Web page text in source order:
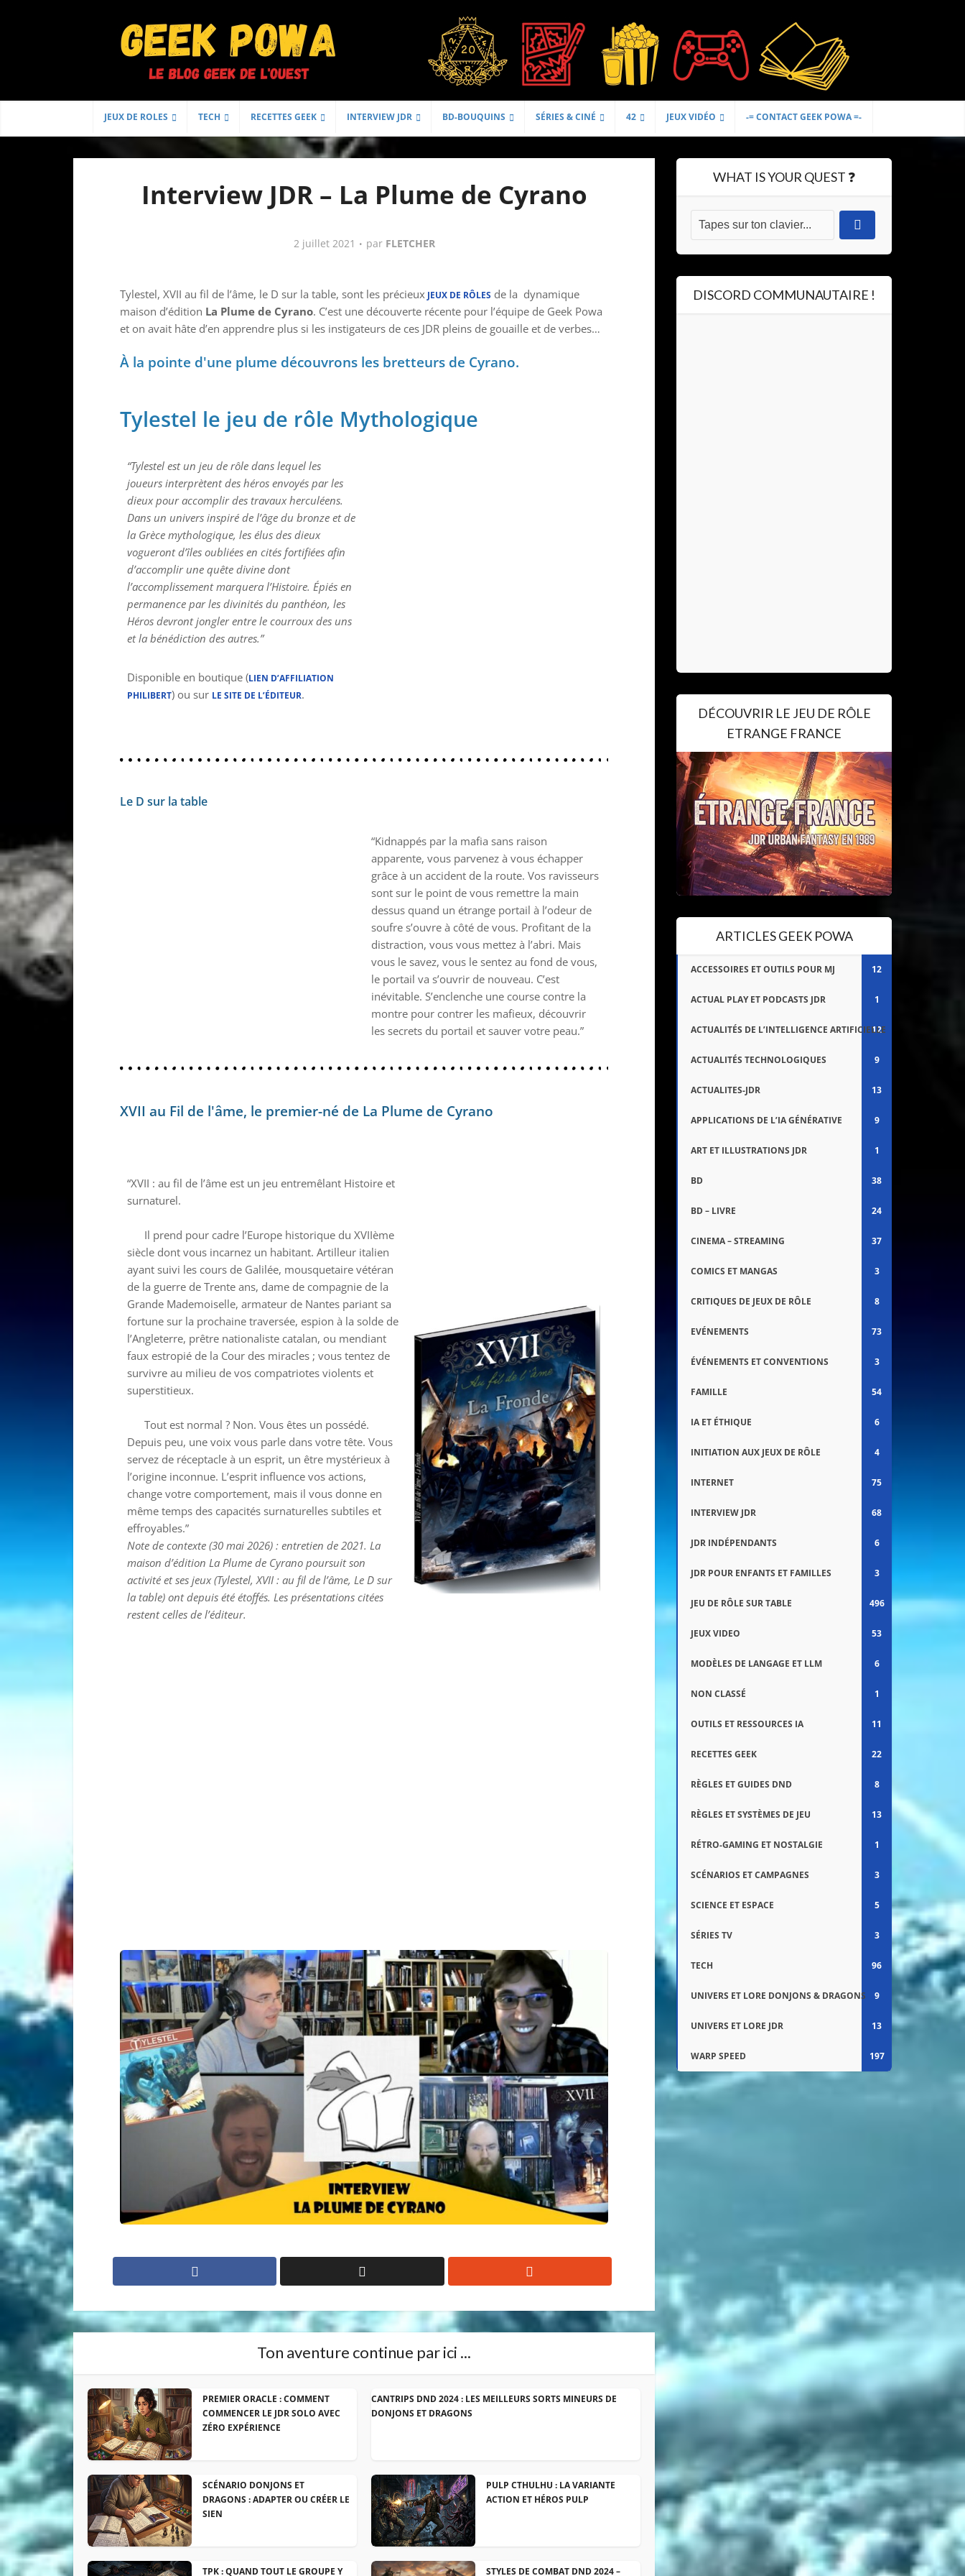
JEUX DE ROLES TECH RECETTES GEEK INTERVIEW JDR BD-BOUQUINS SÉRIES & CINÉ 42 JEUX VIDÉO -= CONTACT GEEK POWA =-
Interview JDR – La Plume de Cyrano
2 juillet 2021 par FLETCHER
Tylestel, XVII au fil de l’âme, le D sur la table, sont les précieux JEUX DE RÔLES de la dynamique
maison d’édition La Plume de Cyrano. C’est une découverte récente pour l’équipe de Geek Powa
et on avait hâte d’en apprendre plus si les instigateurs de ces JDR pleins de gouaille et de verbes…
À la pointe d'une plume découvrons les bretteurs de Cyrano.
Tylestel le jeu de rôle Mythologique
“Tylestel est un jeu de rôle dans lequel les
joueurs interprètent des héros envoyés par les
dieux pour accomplir des travaux herculéens.
Dans un univers inspiré de l’âge du bronze et de
la Grèce mythologique, les élus des dieux
vogueront d’îles oubliées en cités fortifiées afin
d’accomplir une quête divine dont
l’accomplissement marquera l’Histoire. Épiés en
permanence par les divinités du panthéon, les
Héros devront jongler entre le courroux des uns
et la bénédiction des autres.”
Disponible en boutique (LIEN D’AFFILIATION
PHILIBERT) ou sur LE SITE DE L’ÉDITEUR.
Le D sur la table
“Kidnappés par la mafia sans raison
apparente, vous parvenez à vous échapper
grâce à un accident de la route. Vos ravisseurs
sont sur le point de vous remettre la main
dessus quand un étrange portail à l’odeur de
soufre s’ouvre à côté de vous. Profitant de la
distraction, vous vous mettez à l’abri. Mais
vous le savez, vous le sentez au fond de vous,
le portail va s’ouvrir de nouveau. C’est
inévitable. S’enclenche une course contre la
montre pour contrer les mafieux, découvrir
les secrets du portail et sauver votre peau.”
XVII au Fil de l'âme, le premier-né de La Plume de Cyrano
“XVII : au fil de l’âme est un jeu entremêlant Histoire et
surnaturel.
Il prend pour cadre l’Europe historique du XVIIème
siècle dont vous incarnez un habitant. Artilleur italien
ayant suivi les cours de Galilée, mousquetaire vétéran
de la guerre de Trente ans, dame de compagnie de la
Grande Mademoiselle, armateur de Nantes pariant sa
fortune sur la prochaine traversée, espion à la solde de
l’Angleterre, prêtre nationaliste catalan, ou mendiant
faux estropié de la Cour des miracles ; vous tentez de
survivre au milieu de vos compatriotes violents et
superstitieux.
Tout est normal ? Non. Vous êtes un possédé.
Depuis peu, une voix vous parle dans votre tête. Vous
servez de réceptacle à un esprit, un être mystérieux à
l’origine inconnue. L’esprit influence vos actions,
change votre comportement, mais il vous donne en
même temps des capacités surnaturelles subtiles et
effroyables.”
Note de contexte (30 mai 2026) : entretien de 2021. La
maison d’édition La Plume de Cyrano poursuit son
activité et ses jeux (Tylestel, XVII : au fil de l’âme, Le D sur
la table) ont depuis été étoffés. Les présentations citées
restent celles de l’éditeur.
Ton aventure continue par ici ...
PREMIER ORACLE : COMMENT
COMMENCER LE JDR SOLO AVEC
ZÉRO EXPÉRIENCE
CANTRIPS DND 2024 : LES MEILLEURS SORTS MINEURS DE
DONJONS ET DRAGONS
SCÉNARIO DONJONS ET
DRAGONS : ADAPTER OU CRÉER LE
SIEN
PULP CTHULHU : LA VARIANTE
ACTION ET HÉROS PULP
TPK : QUAND TOUT LE GROUPE Y STYLES DE COMBAT DND 2024 –
WHAT IS YOUR QUEST ❓
DISCORD COMMUNAUTAIRE !
DÉCOUVRIR LE JEU DE RÔLE
ETRANGE FRANCE
ARTICLES GEEK POWA
ACCESSOIRES ET OUTILS POUR MJ 12
ACTUAL PLAY ET PODCASTS JDR 1
ACTUALITÉS DE L’INTELLIGENCE ARTIFICIELLE
12
ACTUALITÉS TECHNOLOGIQUES 9
ACTUALITES-JDR 13
APPLICATIONS DE L’IA GÉNÉRATIVE 9
ART ET ILLUSTRATIONS JDR 1
BD 38
BD – LIVRE 24
CINEMA – STREAMING 37
COMICS ET MANGAS 3
CRITIQUES DE JEUX DE RÔLE 8
EVÉNEMENTS 73
ÉVÉNEMENTS ET CONVENTIONS 3
FAMILLE 54
IA ET ÉTHIQUE 6
INITIATION AUX JEUX DE RÔLE 4
INTERNET 75
INTERVIEW JDR 68
JDR INDÉPENDANTS 6
JDR POUR ENFANTS ET FAMILLES 3
JEU DE RÔLE SUR TABLE 496
JEUX VIDEO 53
MODÈLES DE LANGAGE ET LLM 6
NON CLASSÉ 1
OUTILS ET RESSOURCES IA 11
RECETTES GEEK 22
RÈGLES ET GUIDES DND 8
RÈGLES ET SYSTÈMES DE JEU 13
RÉTRO-GAMING ET NOSTALGIE 1
SCÉNARIOS ET CAMPAGNES 3
SCIENCE ET ESPACE 5
SÉRIES TV 3
TECH 96
UNIVERS ET LORE DONJONS & DRAGONS 9
UNIVERS ET LORE JDR 13
WARP SPEED 197